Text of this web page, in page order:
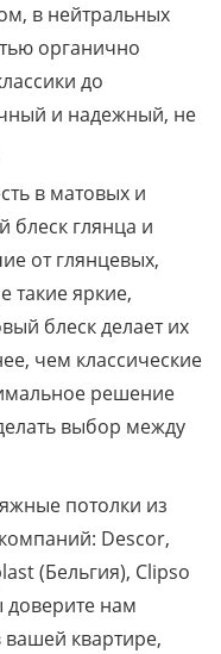
в нейтральных
органично
до
и надежный, не
в матовых и
блеск глянца и
от глянцевых,
такие яркие,
блеск делает их
чем классические
решение
выбор между
потолки из
Descor,
(Бельгия), Clipso
нам
вашей квартире,